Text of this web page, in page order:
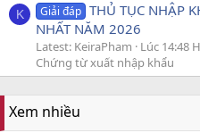
K Giải đáp THỦ TỤC NHẬP
NHẤT NĂM 2026
Latest: KeiraPham
Lúc 14:48
Chứng từ xuất nhập khẩu
Xem nhiều